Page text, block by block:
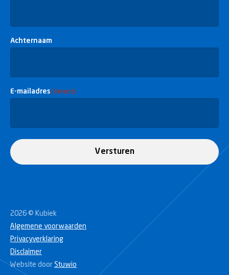
Achternaam
E-mailadres(Vereist)
Versturen
2026 © Kubiek
Algemene voorwaarden
Privacyverklaring
Disclaimer
Website door Stuwio